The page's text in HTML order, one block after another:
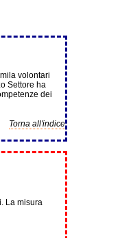
volontari
Settore ha
dei
Torna all'indice
La misura